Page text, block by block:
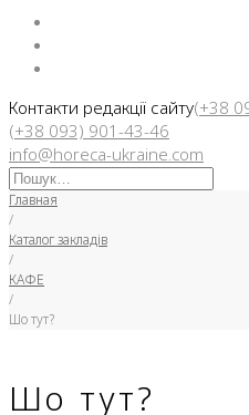
Контакти редакції сайту(+38
(+38 093) 901-43-46
info@horeca-ukraine.com
Искать:
Главная
/
Каталог закладів
/
КАФЕ
/
Шо тут?
Шо тут?